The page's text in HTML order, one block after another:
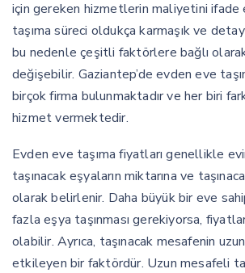
için gereken hizmetlerin maliyetini
taşıma süreci oldukça karmaşık ve
bu nedenle çeşitli faktörlere bağlı
değişebilir. Gaziantep’de evden eve
birçok firma bulunmaktadır ve her biri
hizmet vermektedir.
Evden eve taşıma fiyatları genellikle
taşınacak eşyaların miktarına ve
olarak belirlenir. Daha büyük bir eve
fazla eşya taşınması gerekiyorsa,
olabilir. Ayrıca, taşınacak mesafenin
etkileyen bir faktördür. Uzun mesafeli